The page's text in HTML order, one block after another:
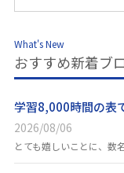
What's New
おすすめ新着ブ
学習8,000時間の表
2026/08/06
とても嬉しいことに、数